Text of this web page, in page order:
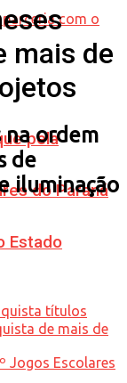
pela
do Paraná
Estado
mais de
na ordem
de
iluminação